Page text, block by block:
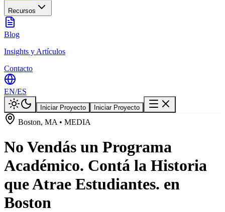
Recursos
Blog
Insights y Artículos
Contacto
EN/ES
Iniciar Proyecto Iniciar Proyecto
Boston, MA • MEDIA
No Vendás un Programa
Académico. Contá la Historia
que Atrae Estudiantes. en
Boston